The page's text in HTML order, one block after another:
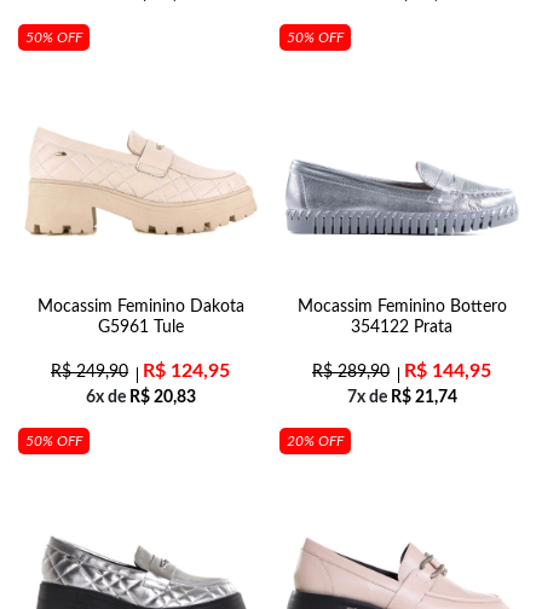
50% OFF
Mocassim Feminino Dakota
G5961 Tule
R$249,90 R$ 124,95
6x de R$20,83
50% OFF
Mocassim Feminino Bottero
354122 Prata
R$289,90 R$ 144,95
7x de R$21,74
50% OFF 20% OFF